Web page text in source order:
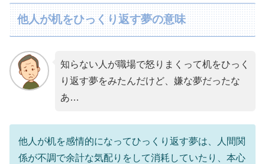
他人が机をひっくり返す夢の意味
知らない人が職場で怒りまくって机をひっく
り返す夢をみたんだけど、嫌な夢だったな
あ…
他人が机を感情的になってひっくり返す夢は、人間関
係が不調で余計な気配りをして消耗していたり、本心